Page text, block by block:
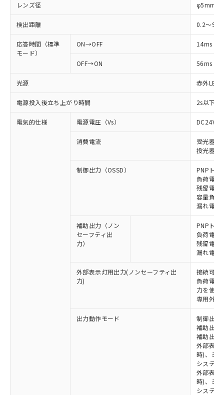
レンズ径 φ5mm
検出距離 0.2～9m
応答時間（標準
モード）
ON→OFF 14ms
OFF→ON 56ms
光源 赤外LED
電源投入後立ち上がり時間 2s以下(
電気的仕様 電源電圧（Vs）
消費電流
受光器:
投光器:
制御出力（OSSD）
PNPトラ
負荷電流
残留電圧
容量負荷
漏れ電流
補助出力（ノン
セーフティ出
力）
PNPトラ
負荷電流
残留電圧
漏れ電流
外部表示灯用出力(ノンセーフティ出
力)
接続可能
負荷電流
力を使用
専用外部
出力動作モード
制御出力
補助出力
補助出力
外部表示
時)、ミ
システム
外部表示
時)、ミ
システム